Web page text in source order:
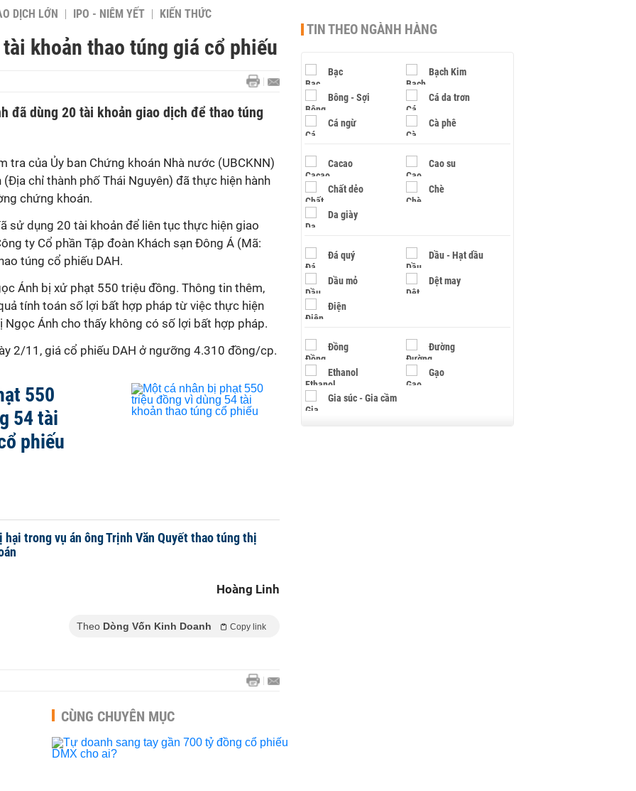
DỊCH LỚN IPO - NIÊM YẾT KIẾN THỨC
khoản thao túng giá cổ phiếu
đã dùng 20 tài khoản giao dịch để thao túng
tra của Ủy ban Chứng khoán Nhà nước (UBCKNN)
(Địa chỉ thành phố Thái Nguyên) đã thực hiện hành
chứng khoán.
sử dụng 20 tài khoản để liên tục thực hiện giao
ty Cổ phần Tập đoàn Khách sạn Đông Á (Mã:
túng cổ phiếu DAH.
Ánh bị xử phạt 550 triệu đồng. Thông tin thêm,
tính toán số lợi bất hợp pháp từ việc thực hiện
Ngọc Ánh cho thấy không có số lợi bất hợp pháp.
2/11, giá cổ phiếu DAH ở ngưỡng 4.310 đồng/cp.
550
54 tài
phiếu
hại trong vụ án ông Trịnh Văn Quyết thao túng thị
Hoàng Linh
Theo Dòng Vốn Kinh Doanh Copy link
CÙNG CHUYÊN MỤC
TIN THEO NGÀNH HÀNG
Bạc Bạch Kim
Bông - Sợi Cá da trơn
Cá ngừ Cà phê
Cacao Cao su
Chất dẻo Chè
Da giày
Đá quý Dầu - Hạt dầu
Dầu mỏ Dệt may
Điện
Đồng Đường
Ethanol Gạo
Gia súc - Gia cầm